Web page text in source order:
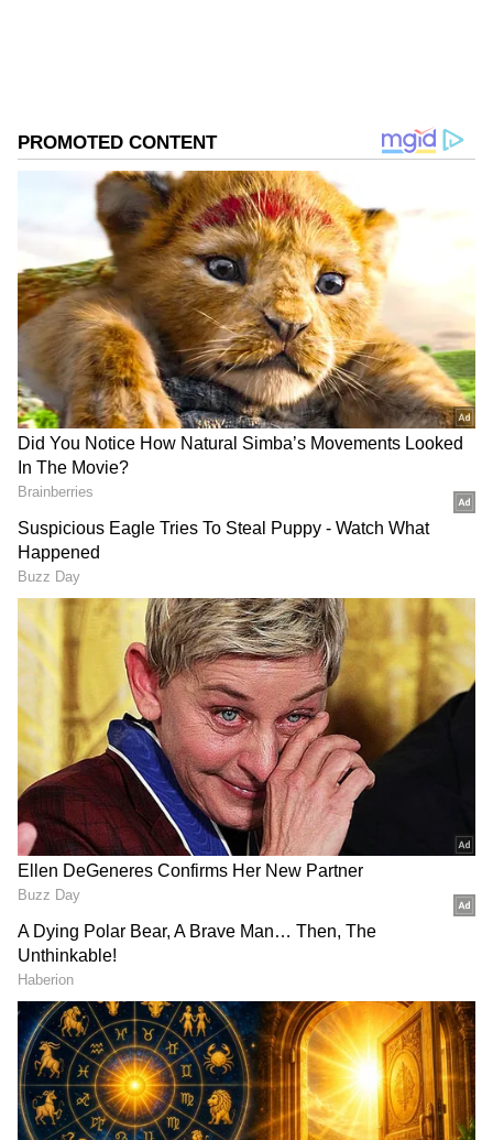
ಇನ್ನೊಂದೆಡೆ, ತೆಲಂಗಾಣ ಬಿಜೆಪಿ ಅಧ್ಯಕ್ಷ ಬಂಡಿ ಸಂಜಯ್
ವಿರುದ್ಧ ಟೀಕೆ ಮಾಡಿದ ತೆಲಂಗಾಣ ಸಿಎಂ, ಕೆಲವು
"ಸನ್ಯಾಸಿಗಳು" ಇದ್ದಾರೆ. ಅವರು ತೆಲಂಗಾಣದ
ಸ್ವಾಭಿಮಾನವನ್ನು ಪ್ರತಿಜ್ಞೆ ಮಾಡುವ ಮೂಲಕ ಪಾದರಕ್ಷೆಗಳನ್ನು
ಸಾಗಿಸಲು ಉತ್ಸುಕರಾಗಿದ್ದಾರೆ ಎಂದು ಲೇವಡಿ ಮಾಡಿದ್ದಾರೆ.
ಇತ್ತೀಚೆಗೆ ಕೇಂದ್ರ ಗೃಹ ಸಚಿವ ಅಮಿತ್ ಶಾ ಅವರು
ತೆಲಂಗಾಣ ಬಿಜೆಪಿ ಅಧ್ಯಕ್ಷ ಹೊತ್ತೊಯ್ದಿದ್ದ ವಿಡಿಯೋ
ವಿವಾದಕ್ಕೆ ಸಿಲುಕಿತ್ತು. ಈ ಹಿನ್ನೆಲೆ ಬಂಡಿ ಸಂಜಯ್‌ ಅವರ
ವಿರುದ್ಧ ತೆಲಂಗಾಣ ಮುಖ್ಯಮಂತ್ರಿ ಟೀಕೆ ಮಾಡಿದ್ದಾರೆ. ಅಲ್ಲದೆ,
"ದಿಲ್ಲಿಯಿಂದ ಬರುವ ಕಳ್ಳರಿಗೆ ನಾವು ಗುಲಾಮರಾಗಬೇಕೇ?"
ಎಂದೂ ಕೆಸಿಆರ್‌ ಪ್ರಶ್ನೆ ಮಾಡಿದ್ದಾರೆ.
DOWNLOAD APP
ಕರ್ನಾಟಕ, ಭಾರತ (
) ಮತ್ತು ಜಗತ್ತಿನ
ಕ್ಷಣಕ್ಷಣದ ಕನ್ನಡ ಸುದ್ದಿ (
ಅಪ್ಡೇಟ್‌ಗಳಿಗಾಗಿ ಏಷ್ಯಾನೆಟ್ ಸುವರ್ಣ ನ್ಯೂಸ್‌ ಫಾಲೋ
ಮಾಡಿ. ಬ್ರೇಕಿಂಗ್ ಸುದ್ದಿ (Latest Kannada News),
ವಿಶೇಷ ವರದಿಗಳು ಮತ್ತು ನೇರ ಪ್ರಸಾರಗಳೊಂದಿಗೆ
kannada news live) ಸಂಪೂರ್ಣ ಮಾಹಿತಿ ಒಂದೇ
ಕ್ಲಿಕ್‌ನಲ್ಲಿ ಲಭ್ಯ. ಏಷ್ಯಾನೆಟ್ ಸುವರ್ಣ ನ್ಯೂಸ್ ಅಧಿಕೃತ
ಆ್ಯಪ್ ಡೌನ್‌ಲೋಡ್ ಮಾಡಿ ಹಾಗು ಎಲ್ಲಾ ಅಪ್‌ಡೇಟ್
ಗಳನ್ನು ಪಡೆಯಿರಿ